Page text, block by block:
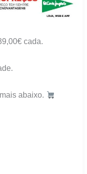
cada.
abaixo.